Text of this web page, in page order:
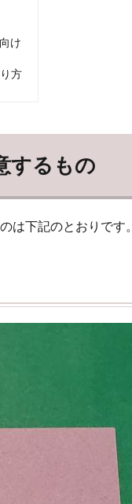
け
方
するもの
は下記のとおりです。